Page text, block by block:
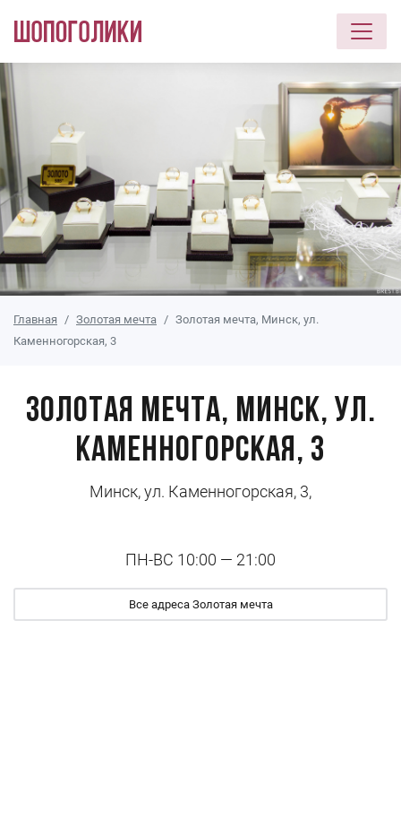
Перейти к основному содержанию
Главная Золотая мечта
Золотая мечта, Минск, ул.
Каменногорская, 3
Золотая мечта, Минск, ул.
Каменногорская, 3
Минск, ул. Каменногорская, 3,
ПН-ВС 10:00 — 21:00
Все адреса Золотая мечта